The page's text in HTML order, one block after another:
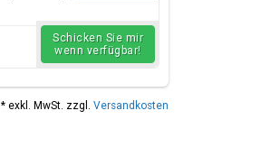
Schicken Sie mir
wenn verfügbar!
* exkl. MwSt. zzgl. Versandkosten